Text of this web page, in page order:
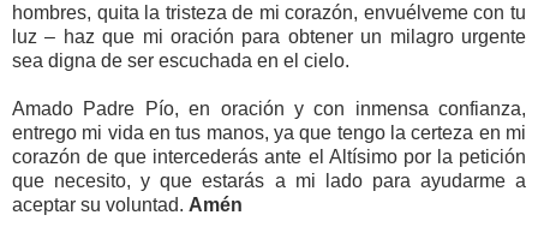
hombres, quita la tristeza de mi corazón, envuélveme con tu
luz – haz que mi oración para obtener un milagro urgente
sea digna de ser escuchada en el cielo.
Amado Padre Pío, en oración y con inmensa confianza,
entrego mi vida en tus manos, ya que tengo la certeza en mi
corazón de que intercederás ante el Altísimo por la petición
que necesito, y que estarás a mi lado para ayudarme a
aceptar su voluntad. Amén